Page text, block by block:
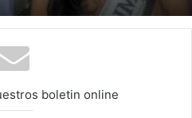
boletin online